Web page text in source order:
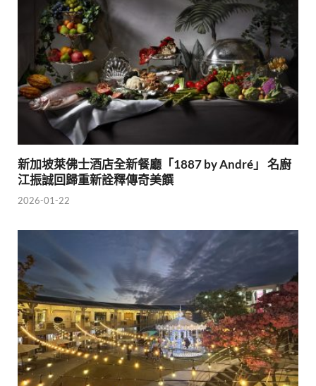
新加坡萊佛士酒店全新餐廳「1887 by André」 名廚
江振誠回歸重新詮釋傳奇美饌
2026-01-22